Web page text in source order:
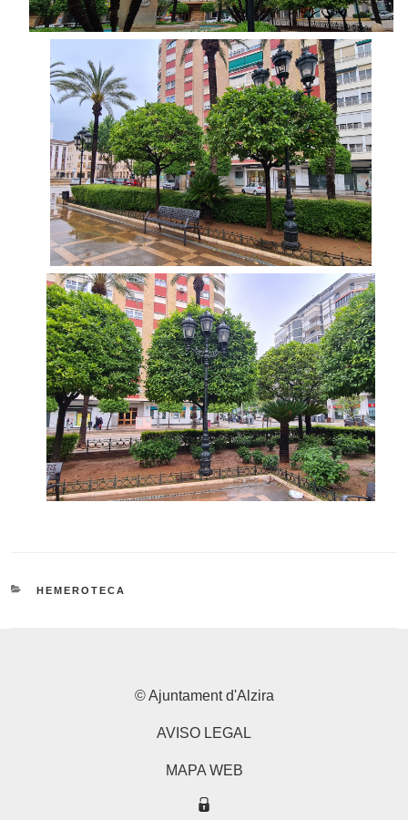
CATEGORIES
HEMEROTECA
© Ajuntament d'Alzira
AVISO LEGAL
MAPA WEB